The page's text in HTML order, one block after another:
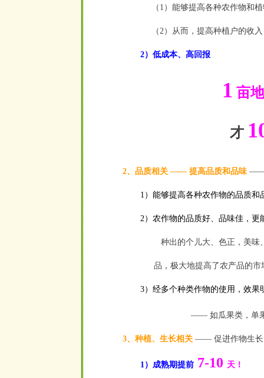
（1）能够提高各种农作物和
（2）从而，提高种植户的收
2）低成本、高回报
1 亩地
才
2、品质相关 —— 提高品质和品味——
1）能够提高各种农作物的品质和
2）农作物的品质好、品味佳，更
种出的个儿大、色正，美味
品，极大地提高了农产品的
3）经多个种类作物的使用，效果
—— 如瓜果类，单
3、种植、生长相关 —— 促进作物生长
1）成熟期提前 7-10 天！